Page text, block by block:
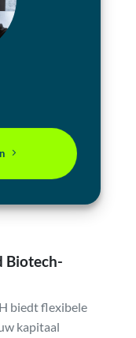
Biotech-
biedt flexibele
kapitaal